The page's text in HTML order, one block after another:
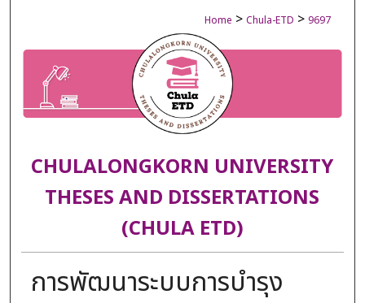
Home > Chula-ETD > 9697
CHULALONGKORN UNIVERSITY
THESES AND DISSERTATIONS
(CHULA ETD)
การพัฒนาระบบการบำรุง